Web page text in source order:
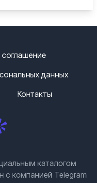
данных
Контакты
каталогом
с компанией Telegram